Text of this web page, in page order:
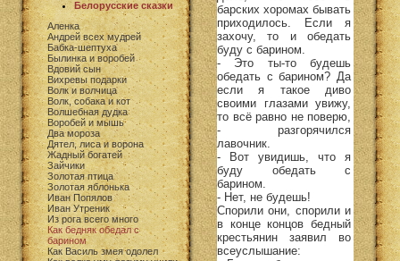
Белорусские сказки
Аленка
Андрей всех мудрей
Бабка-шептуха
Былинка и воробей
Вдовий сын
Вихревы подарки
Волк и волчица
Волк, собака и кот
Волшебная дудка
Воробей и мышь
Два мороза
Дятел, лиса и ворона
Жадный богатей
Зайчики
Золотая птица
Золотая яблонька
Иван Попялов
Иван Утреник
Из рога всего много
Как бедняк обедал с
барином
Как Василь змея одолел
барских хоромах бывать
приходилось. Если я
захочу, то и обедать
буду с барином.
- Это ты-то будешь
обедать с барином? Да
если я такое диво
своими глазами увижу,
то всё равно не поверю,
- разгорячился
лавочник.
- Вот увидишь, что я
буду обедать с
барином.
- Нет, не будешь!
Спорили они, спорили и
в конце концов бедный
крестьянин заявил во
всеуслышание: